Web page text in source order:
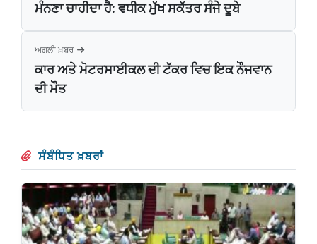
ਮੰਨਣਾ ਚਾਹੀਦਾ ਹੈ: ਵਧੀਕ ਮੁੱਖ ਸਕੱਤਰ ਸੰਜੇ ਦੂਬੇ
ਅਗਲੀ ਖ਼ਬਰ
ਕਾਰ ਅਤੇ ਮੋਟਰਸਾਈਕਲ ਦੀ ਟੱਕਰ ਵਿਚ ਇਕ ਨੌਜਵਾਨ
ਦੀ ਮੌਤ
ਸੰਬੰਧਿਤ ਖ਼ਬਰਾਂ